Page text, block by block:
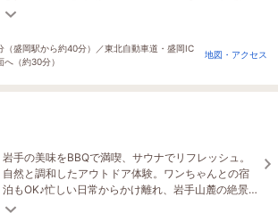
自慢の源泉かけ流し温泉で、ごゆっくりお寛ぎくだ
（盛岡駅から約40分）／東北自動車道・盛岡IC
（約30分）
地図・アクセス
岩手の美味をBBQで満喫、サウナでリフレッシュ。
自然と調和したアウトドア体験。ワンちゃんとの宿
泊もOK♪忙しい日常からかけ離れ、岩手山麓の絶景
を眺めながら、心に残る特別な時間を！